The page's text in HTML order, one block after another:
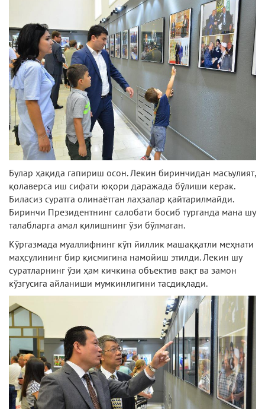
Булар ҳақида гапириш осон. Лекин биринчидан масъулият,
қолаверса иш сифати юқори даражада бўлиши керак.
Биласиз суратга олинаётган лаҳзалар қайтарилмайди.
Биринчи Президентнинг салобати босиб турганда мана шу
талабларга амал қилишнинг ўзи бўлмаган.
Кўргазмада муаллифнинг кўп йиллик машаққатли меҳнати
маҳсулининг бир қисмигина намойиш этилди. Лекин шу
суратларнинг ўзи ҳам кичкина объектив вақт ва замон
кўзгусига айланиши мумкинлигини тасдиқлади.